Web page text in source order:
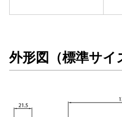
外形図（標準サイ